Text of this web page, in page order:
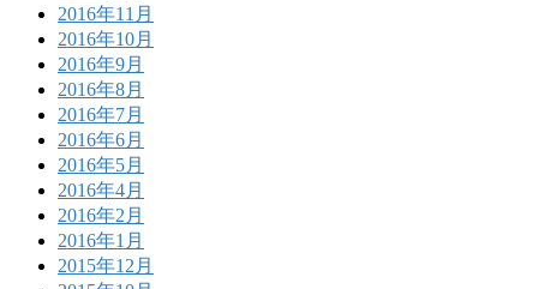
2016年11月
2016年10月
2016年9月
2016年8月
2016年7月
2016年6月
2016年5月
2016年4月
2016年2月
2016年1月
2015年12月